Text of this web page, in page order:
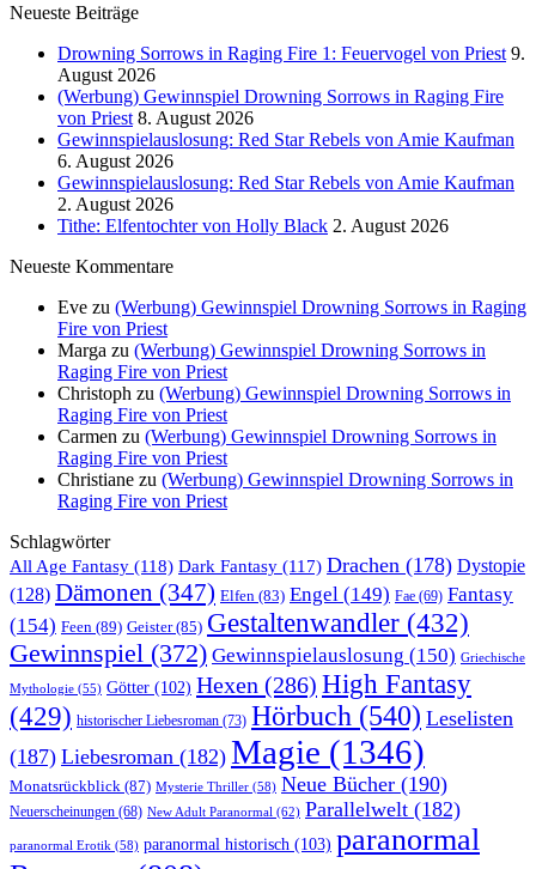
Neueste Beiträge
Drowning Sorrows in Raging Fire 1: Feuervogel von Priest 9.
August 2026
(Werbung) Gewinnspiel Drowning Sorrows in Raging Fire
von Priest 8. August 2026
Gewinnspielauslosung: Red Star Rebels von Amie Kaufman
6. August 2026
Gewinnspielauslosung: Red Star Rebels von Amie Kaufman
2. August 2026
Tithe: Elfentochter von Holly Black 2. August 2026
Neueste Kommentare
Eve zu (Werbung) Gewinnspiel Drowning Sorrows in Raging
Fire von Priest
Marga zu (Werbung) Gewinnspiel Drowning Sorrows in
Raging Fire von Priest
Christoph zu (Werbung) Gewinnspiel Drowning Sorrows in
Raging Fire von Priest
Carmen zu (Werbung) Gewinnspiel Drowning Sorrows in
Raging Fire von Priest
Christiane zu (Werbung) Gewinnspiel Drowning Sorrows in
Raging Fire von Priest
Schlagwörter
All Age Fantasy (118) Dark Fantasy (117) Drachen (178) Dystopie
(128) Dämonen (347) Elfen (83) Engel (149) Fae (69) Fantasy
(154) Feen (89) Geister(85) Gestaltenwandler (432)
Gewinnspiel (372) Gewinnspielauslosung (150) Griechische
Mythologie (55) Götter (102) Hexen (286) High Fantasy
(429) historischer Liebesroman (73) Hörbuch (540) Leselisten
(187) Liebesroman (182) Magie (1346)
Monatsrückblick (87) Mysterie Thriller (58) Neue Bücher (190)
Neuerscheinungen (68) New Adult Paranormal (62) Parallelwelt (182)
paranormal Erotik (58) paranormal historisch (103) paranormal